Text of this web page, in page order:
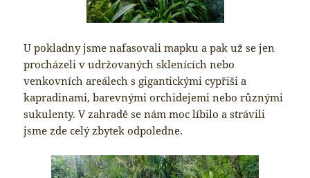
U pokladny jsme nafasovali mapku a pak už se jen
procházeli v udržovaných sklenících nebo
venkovních areálech s gigantickými cypřiši a
kapradinami, barevnými orchidejemi nebo různými
sukulenty. V zahradě se nám moc líbilo a strávili
jsme zde celý zbytek odpoledne.